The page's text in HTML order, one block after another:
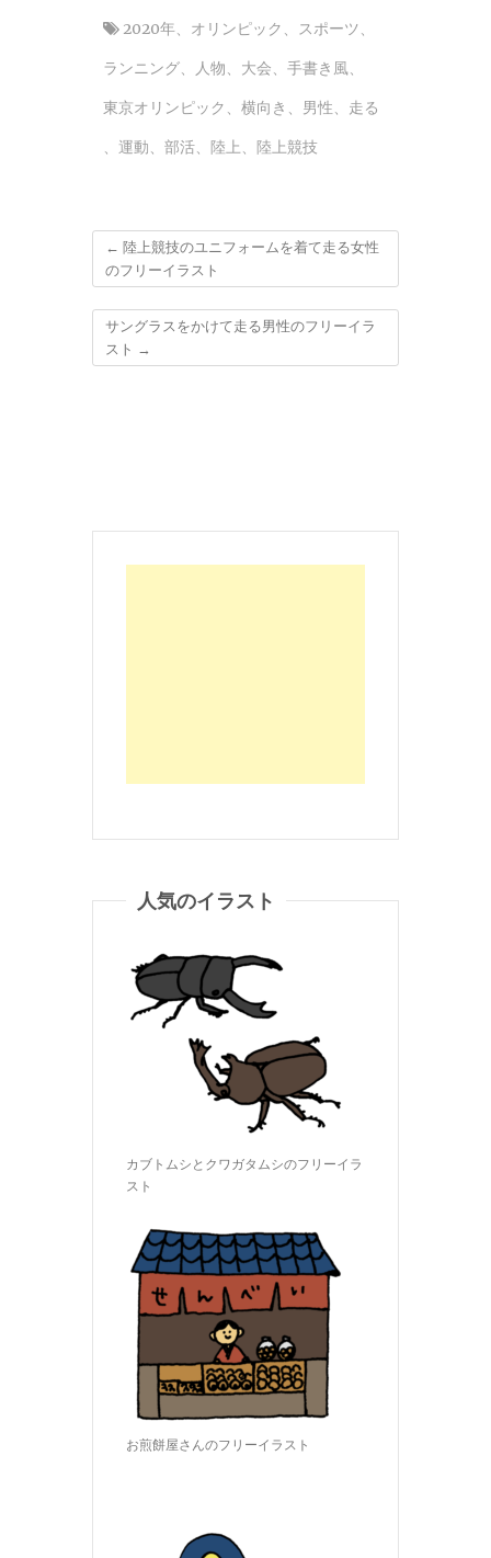
2020年、 オリンピック 、 スポーツ、
ランニング、 人物、 大会、 手書き風、
東京オリンピック 、 横向き 、 男性、 走る
、 運動、 部活、 陸上、 陸上競技
← 陸上競技のユニフォームを着て走る女性
のフリーイラスト
サングラスをかけて走る男性のフリーイラ
スト →
人気のイラスト
カブトムシとクワガタムシのフリーイラ
スト
お煎餅屋さんのフリーイラスト